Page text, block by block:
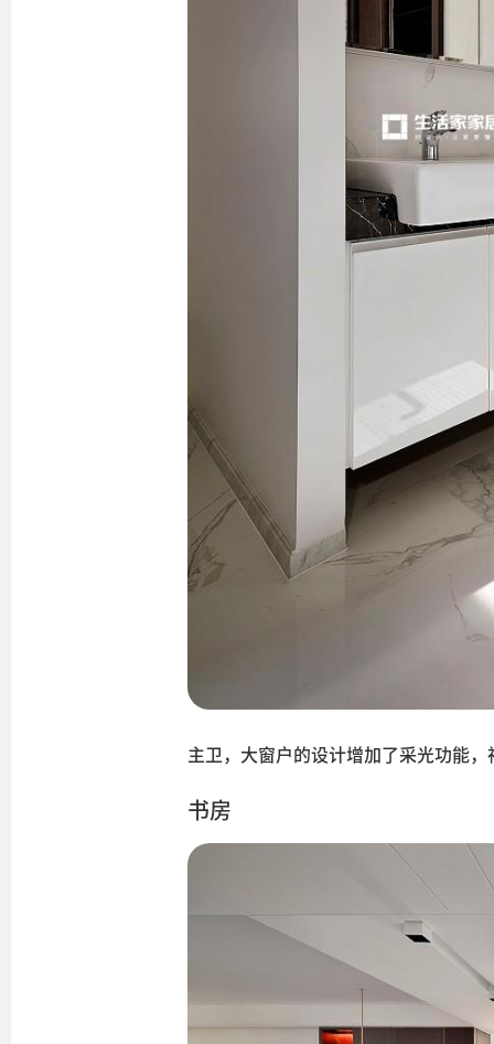
主卫，大窗户的设计增加了采光功能
书房